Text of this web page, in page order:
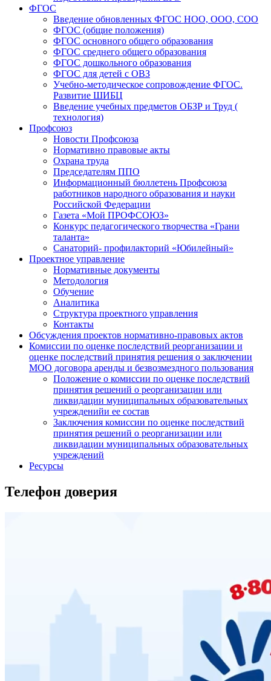
ФГОС
Введение обновленных ФГОС НОО, ООО, СОО
ФГОС (общие положения)
ФГОС основного общего образования
ФГОС среднего общего образования
ФГОС дошкольного образования
ФГОС для детей с ОВЗ
Учебно-методическое сопровождение ФГОС.
Развитие ШИБЦ
Введение учебных предметов ОБЗР и Труд (
технология)
Профсоюз
Новости Профсоюза
Нормативно правовые акты
Охрана труда
Председателям ППО
Информационный бюллетень Профсоюза
работников народного образования и науки
Российской Федерации
Газета «Мой ПРОФСОЮЗ»
Конкурс педагогического творчества «Грани
таланта»
Санаторий- профилакторий «Юбилейный»
Проектное управление
Нормативные документы
Методология
Обучение
Аналитика
Структура проектного управления
Контакты
Обсуждения проектов нормативно-правовых актов
Комиссии по оценке последствий реорганизации и
оценке последствий принятия решения о заключении
МОО договора аренды и безвозмездного пользования
Положение о комиссии по оценке последствий
принятия решений о реорганизации или
ликвидации муниципальных образовательных
учрежденийи ее состав
Заключения комиссии по оценке последствий
принятия решений о реорганизации или
ликвидации муниципальных образовательных
учреждений
Ресурсы
Телефон доверия